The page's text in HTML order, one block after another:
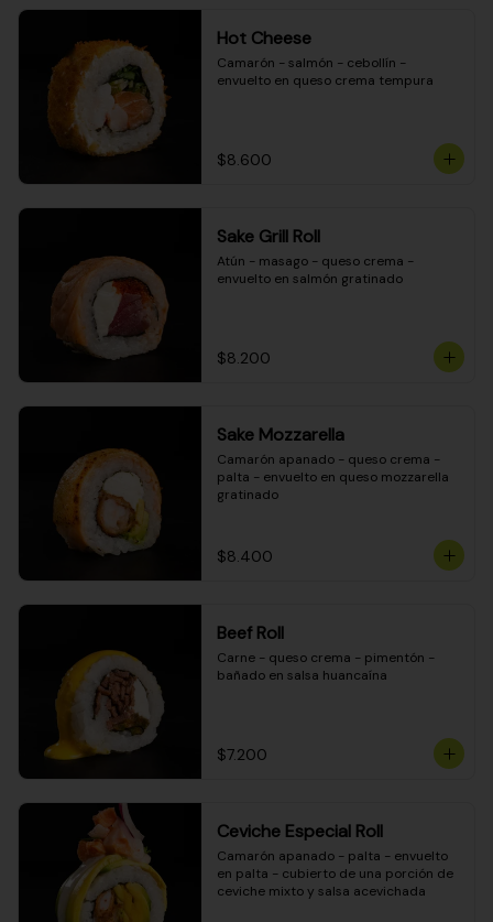
Hot Cheese
Camarón - salmón - cebollín -
envuelto en queso crema tempura
$8.600
Sake Grill Roll
Atún - masago - queso crema -
envuelto en salmón gratinado
$8.200
Sake Mozzarella
Camarón apanado - queso crema -
palta - envuelto en queso mozzarella
gratinado
$8.400
Beef Roll
Carne - queso crema - pimentón -
bañado en salsa huancaína
$7.200
Ceviche Especial Roll
Camarón apanado - palta - envuelto
en palta - cubierto de una porción de
ceviche mixto y salsa acevichada